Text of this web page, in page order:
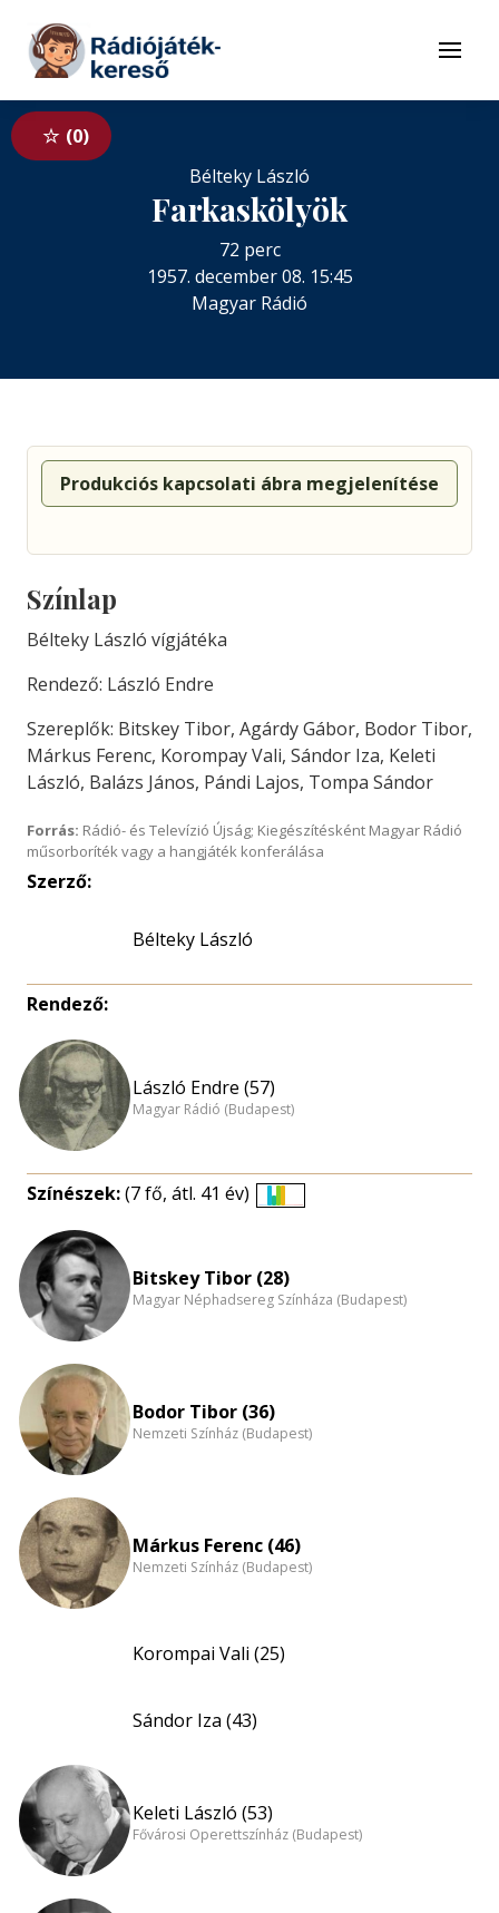
Tovább a tartalomhoz
Menü
0
Bélteky László
Farkaskölyök
72 perc
1957. december 08. 15:45
Magyar Rádió
Produkciós kapcsolati ábra megjelenítése
Színlap
Bélteky László vígjátéka
Rendező: László Endre
Szereplők: Bitskey Tibor, Agárdy Gábor, Bodor Tibor,
Márkus Ferenc, Korompay Vali, Sándor Iza, Keleti
László, Balázs János, Pándi Lajos, Tompa Sándor
Forrás: Rádió- és Televízió Újság; Kiegészítésként Magyar Rádió
műsorboríték vagy a hangjáték konferálása
Szerző:
Bélteky László
Rendező:
László Endre (57)
Magyar Rádió (Budapest)
Színészek:(7 fő, átl. 41 év)
nagyítása
Bitskey Tibor (28)
Magyar Néphadsereg Színháza (Budapest)
Bodor Tibor (36)
Nemzeti Színház (Budapest)
Márkus Ferenc (46)
Nemzeti Színház (Budapest)
Korompai Vali (25)
Sándor Iza (43)
Keleti László (53)
Fővárosi Operettszínház (Budapest)